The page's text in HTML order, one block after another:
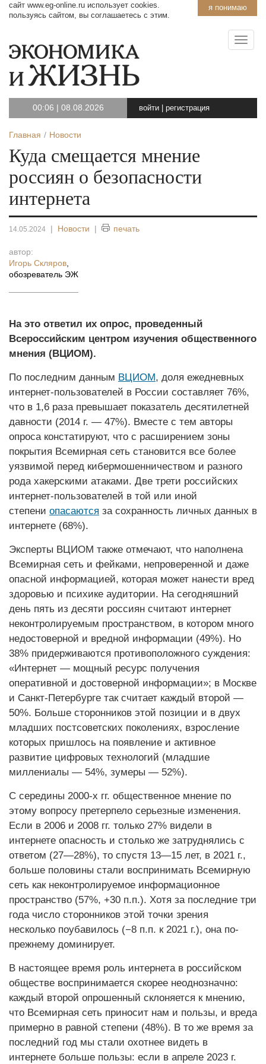
я понимаю
сайт www.eg-online.ru использует cookies.
пользуясь сайтом, вы соглашаетесь с этим.
00:06 | 08.08.2026 войти регистрация
Главная Новости
Куда смещается мнение
россиян о безопасности
интернета
14.05.2024 | Новости | печать
автор:
Игорь Скляров
обозреватель ЭЖ
На это ответил их опрос, проведенный
Всероссийским центром изучения общественного
мнения (ВЦИОМ).
По последним данным ВЦИОМ, доля ежедневных
интернет-пользователей в России составляет 76%,
что в 1,6 раза превышает показатель десятилетней
давности (2014 г. — 47%). Вместе с тем авторы
опроса констатируют, что с расширением зоны
покрытия Всемирная сеть становится все более
уязвимой перед кибермошенничеством и разного
рода хакерскими атаками. Две трети российских
интернет-пользователей в той или иной
степени опасаются за сохранность личных данных в
интернете (68%).
Эксперты ВЦИОМ также отмечают, что наполнена
Всемирная сеть и фейками, непроверенной и даже
опасной информацией, которая может нанести вред
здоровью и психике аудитории. На сегодняшний
день пять из десяти россиян считают интернет
неконтролируемым пространством, в котором много
недостоверной и вредной информации (49%). Но
38% придерживаются противоположного суждения:
«Интернет — мощный ресурс получения
оперативной и достоверной информации»; в Москве
и Санкт-Петербурге так считает каждый второй —
50%. Больше сторонников этой позиции и в двух
младших постсоветских поколениях, взросление
которых пришлось на появление и активное
развитие цифровых технологий (младшие
миллениалы — 54%, зумеры — 52%).
С середины 2000-х гг. общественное мнение по
этому вопросу претерпело серьезные изменения.
Если в 2006 и 2008 гг. только 27% видели в
интернете опасность и столько же затруднялись с
ответом (27—28%), то спустя 13—15 лет, в 2021 г.,
больше половины стали воспринимать Всемирную
сеть как неконтролируемое информационное
пространство (57%, +30 п.п.). Хотя за последние три
года число сторонников этой точки зрения
несколько поубавилось (−8 п.п. к 2021 г.), она по-
прежнему доминирует.
В настоящее время роль интернета в российском
обществе воспринимается скорее неоднозначно:
каждый второй опрошенный склоняется к мнению,
что Всемирная сеть приносит нам и пользы, и вреда
примерно в равной степени (48%). В то же время за
последний год мы стали охотнее видеть в
интернете больше пользы: если в апреле 2023 г.